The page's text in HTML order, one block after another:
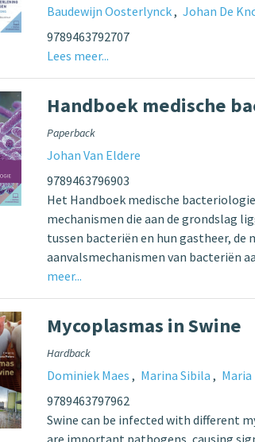
Baudewijn Oosterlynck Johan De
9789463792707
Lees meer...
Handboek medische
Paperback
Johan Van Eldere
9789463796903
Het Handboek medische
mechanismen die aan de grondslag
tussen bacteriën en hun gastheer, de
aanvalsmechanismen van bacteriën
meer...
Mycoplasmas in Swine
Hardback
Dominiek Maes Marina Sibila
9789463797962
Swine can be infected with different
are important pathogens, causing